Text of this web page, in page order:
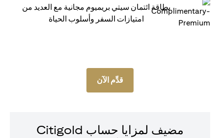
بطاقة ائتمان سيتي بريميوم مجانية مع العديد من
امتيازات السفر وأسلوب الحياة
قدِّم الآن
مضيف لمزايا حساب Citigold